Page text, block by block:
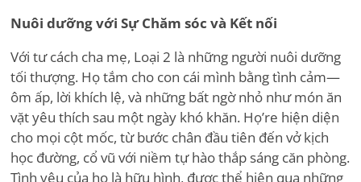
Nuôi dưỡng với Sự Chăm sóc và Kết nối
Với tư cách cha mẹ, Loại 2 là những người nuôi dưỡng
tối thượng. Họ tắm cho con cái mình bằng tình cảm—
ôm ấp, lời khích lệ, và những bất ngờ nhỏ như món ăn
vặt yêu thích sau một ngày khó khăn. Họ’re hiện diện
cho mọi cột mốc, từ bước chân đầu tiên đến vở kịch
học đường, cổ vũ với niềm tự hào thắp sáng căn phòng.
Tình yêu của họ là hữu hình, được thể hiện qua những